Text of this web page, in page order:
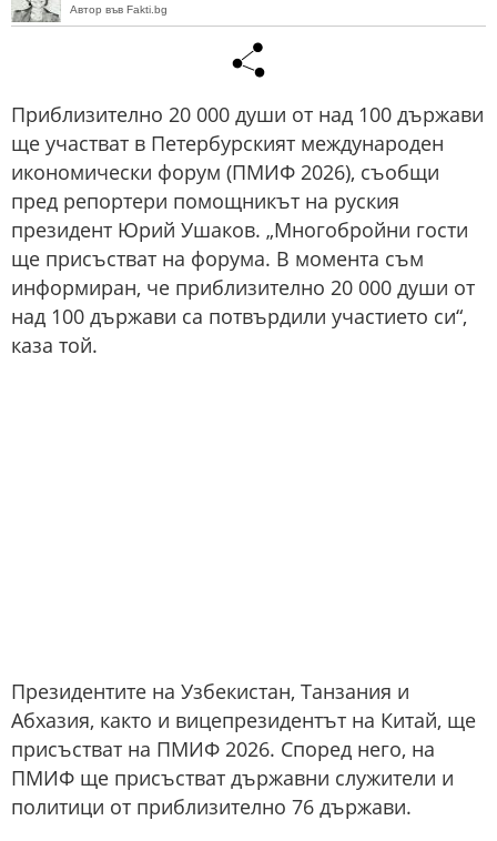
Автор във Fakti.bg
Приблизително 20 000 души от над 100 държави
ще участват в Петербурският международен
икономически форум (ПМИФ 2026), съобщи
пред репортери помощникът на руския
президент Юрий Ушаков. „Многобройни гости
ще присъстват на форума. В момента съм
информиран, че приблизително 20 000 души от
над 100 държави са потвърдили участието си“,
каза той.
Президентите на Узбекистан, Танзания и
Абхазия, както и вицепрезидентът на Китай, ще
присъстват на ПМИФ 2026. Според него, на
ПМИФ ще присъстват държавни служители и
политици от приблизително 76 държави.